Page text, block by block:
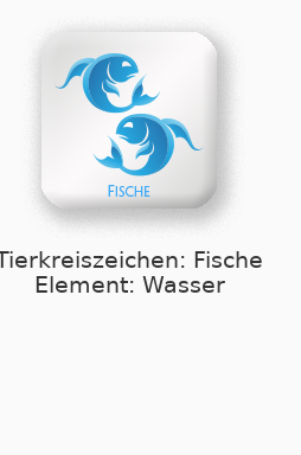
Fische
Element: Wasser